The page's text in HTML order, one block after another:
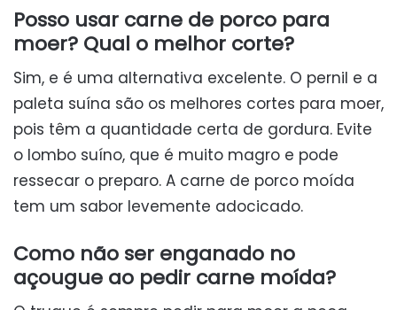
Posso usar carne de porco para
moer? Qual o melhor corte?
Sim, e é uma alternativa excelente. O pernil e a
paleta suína são os melhores cortes para moer,
pois têm a quantidade certa de gordura. Evite
o lombo suíno, que é muito magro e pode
ressecar o preparo. A carne de porco moída
tem um sabor levemente adocicado.
Como não ser enganado no
açougue ao pedir carne moída?